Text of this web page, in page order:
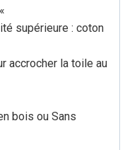
supérieure : coton
accrocher la toile au
bois ou Sans